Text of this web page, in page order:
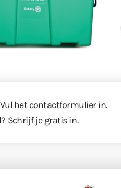
het contactformulierin.
Schrijf je gratis in.